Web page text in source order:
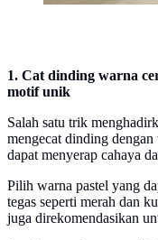
1. Cat dinding warna
motif unik
Salah satu trik
mengecat dinding
dapat menyerap cahaya
Pilih warna pastel yang
tegas seperti merah dan
juga direkomendasikan